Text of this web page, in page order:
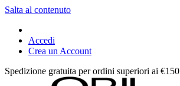
Salta al contenuto
Accedi
Crea un Account
Spedizione gratuita per ordini superiori ai €150